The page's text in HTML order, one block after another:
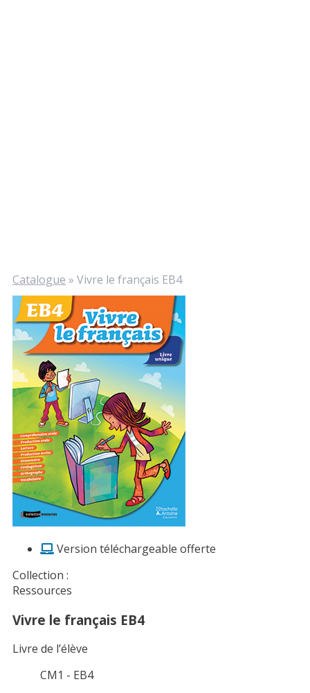
Catalogue » Vivre le français EB4
Version téléchargeable offerte
Collection :
Ressources
Vivre le français EB4
Livre de l’élève
CM1 - EB4